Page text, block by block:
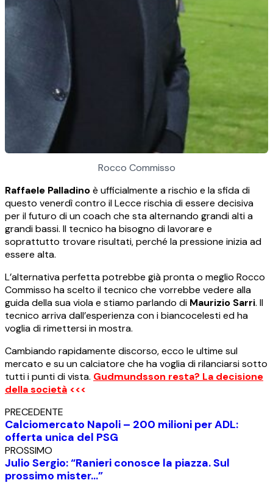
Rocco Commisso
Raffaele Palladinoè ufficialmente a rischio e la sfida di
questo venerdì contro il Lecce rischia di essere decisiva
per il futuro di un coach che sta alternando grandi alti a
grandi bassi. Il tecnico ha bisogno di lavorare e
soprattutto trovare risultati, perché la pressione inizia ad
essere alta.
L’alternativa perfetta potrebbe già pronta o meglio Rocco
Commisso ha scelto il tecnico che vorrebbe vedere alla
guida della sua viola e stiamo parlando di Maurizio Sarri. Il
tecnico arriva dall’esperienza con i biancocelesti ed ha
voglia di rimettersi in mostra.
Cambiando rapidamente discorso, ecco le ultime sul
mercato e su un calciatore che ha voglia di rilanciarsi sotto
tutti i punti di vista. Gudmundsson resta? La decisione
della società <<<
PRECEDENTE
Calciomercato Napoli – 200 milioni per ADL:
offerta unica del PSG
PROSSIMO
Julio Sergio: “Ranieri conosce la piazza. Sul
prossimo mister…”